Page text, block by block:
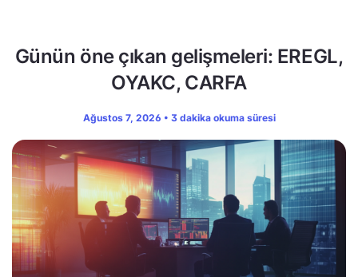
Günün öne çıkan gelişmeleri: EREGL,
OYAKC, CARFA
Ağustos 7, 2026 • 3 dakika okuma süresi